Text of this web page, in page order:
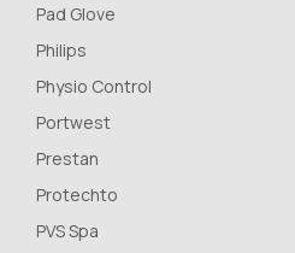
Pad Glove
Philips
Physio Control
Portwest
Prestan
Protechto
PVS Spa